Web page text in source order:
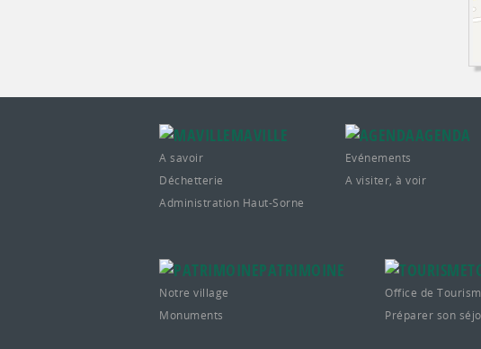
MAVILLE
A savoir
Déchetterie
Administration Haut-Sorne
AGENDA
Evénements
A visiter, à voir
PATRIMOINE
Notre village
Monuments
Office de
Préparer son